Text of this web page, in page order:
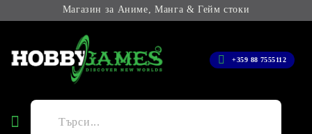
Магазин за Аниме, Манга & Гейм стоки
+359 88 7555112